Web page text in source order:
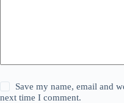
Save my name, email and
next time I comment.